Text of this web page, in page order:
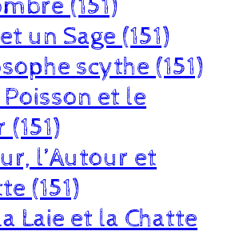
(151)
un Sage (151)
scythe (151)
et le
(151)
l’Autour et
(151)
Laie et la Chatte